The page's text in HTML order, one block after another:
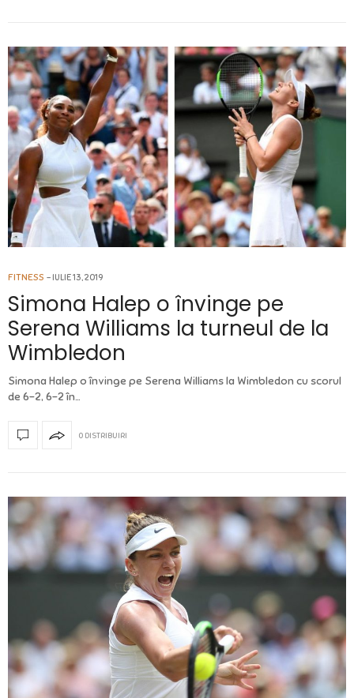
FITNESS IULIE 13, 2019
Simona Halep o învinge pe
Serena Williams la turneul de la
Wimbledon
Simona Halep o învinge pe Serena Williams la Wimbledon cu scorul
de 6-2, 6-2 în…
0 DISTRIBUIRI